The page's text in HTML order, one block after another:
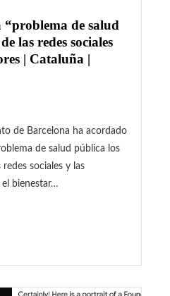
de salud
las redes sociales
| Cataluña |
de Barcelona ha acordado
de salud pública los
sociales y las
bienestar…